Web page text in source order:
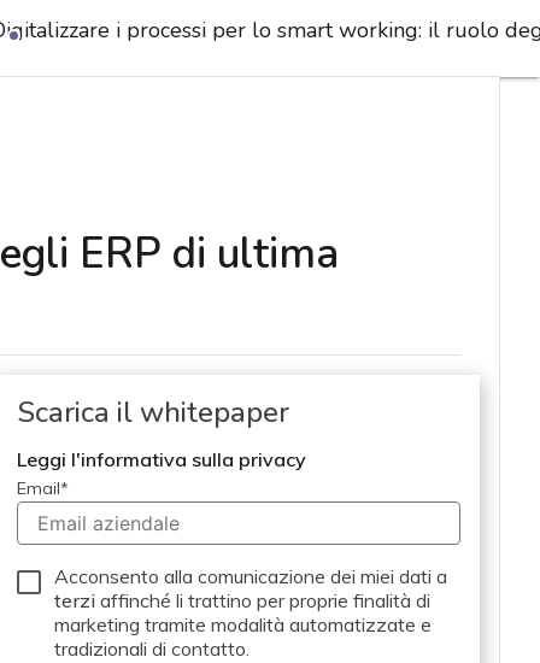
i processi per lo smart working: il ruolo
ERP di ultima
Scarica il whitepaper
Leggi l'informativa sulla privacy
Email*
Acconsento alla comunicazione dei miei dati a
terzi affinché li trattino per proprie finalità di
marketing tramite modalità automatizzate e
tradizionali di contatto.